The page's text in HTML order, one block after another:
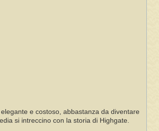
e costoso, abbastanza da diventare
si intreccino con la storia di Highgate.